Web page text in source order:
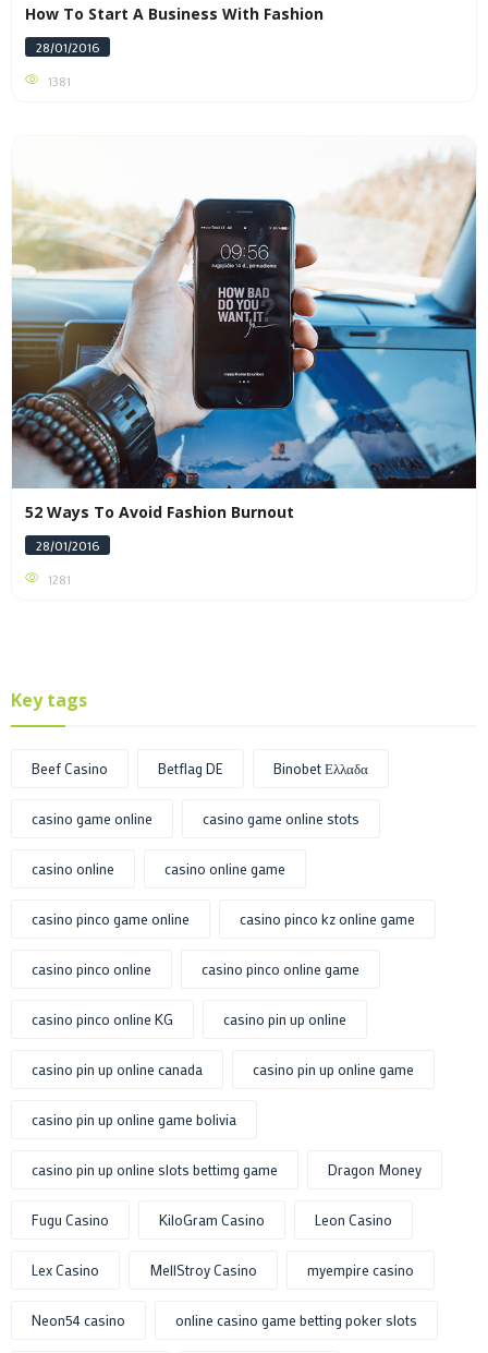
How To Start A Business With Fashion
28/01/2016
1381
52 Ways To Avoid Fashion Burnout
28/01/2016
1281
Key tags
Beef Casino Betflag DE Binobet Ελλαδα
casino game online casino game online stots
casino online casino online game
casino pinco game online casino pinco kz online game
casino pinco online casino pinco online game
casino pinco online KG casino pin up online
casino pin up online canada casino pin up online game
casino pin up online game bolivia
casino pin up online slots bettimg game Dragon Money
Fugu Casino KiloGram Casino Leon Casino
Lex Casino MellStroy Casino myempire casino
Neon54 casino online casino game betting poker slots